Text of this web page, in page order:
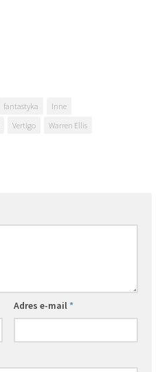
fantastyka
Inne
Vertigo Warren Ellis
Adres e-mail*